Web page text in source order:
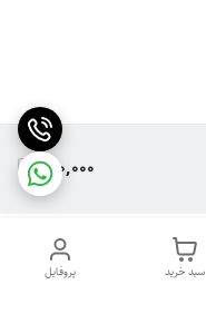
180,000
پروفایل سبد خرید